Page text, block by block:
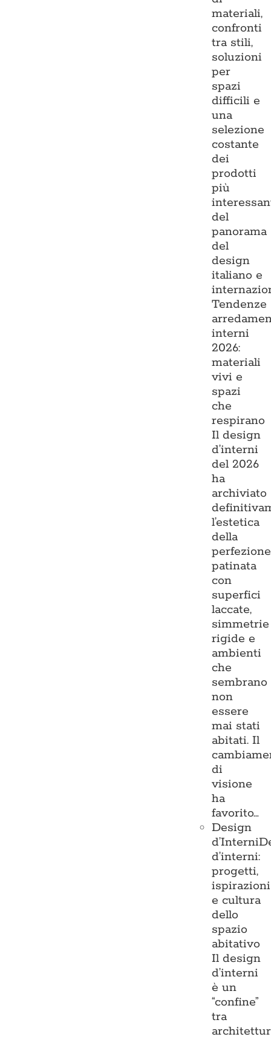
materiali,
confronti
tra stili,
soluzioni
per
spazi
difficili e
una
selezione
costante
dei
prodotti
più
del
panorama
del
design
italiano e
Tendenze
interni
2026:
materiali
vivi e
spazi
che
respirano
Il design
d’interni
del 2026
ha
archiviato
l’estetica
della
perfezione
patinata
con
superfici
laccate,
simmetrie
rigide e
ambienti
che
sembrano
non
essere
mai stati
abitati. Il
di
visione
ha
favorito…
Design
d’Interni
d’interni:
progetti,
ispirazioni
e cultura
dello
spazio
abitativo
Il design
d’interni
è un
“confine”
tra